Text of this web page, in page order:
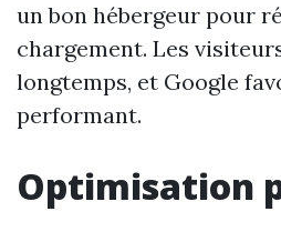
un bon hébergeur pour
chargement. Les
longtemps, et Google
performant.
Optimisation